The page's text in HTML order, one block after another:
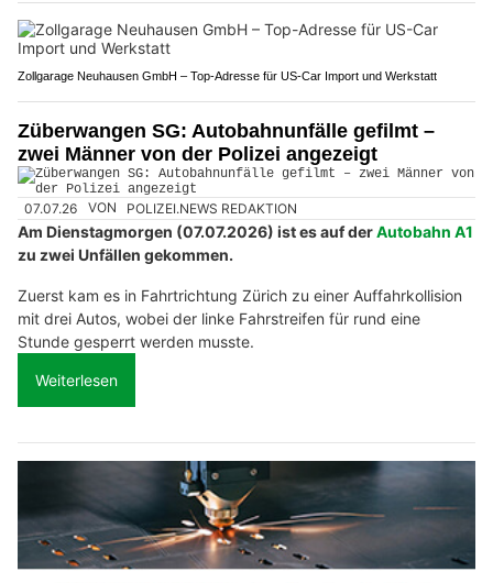
Zollgarage Neuhausen GmbH – Top-Adresse für US-Car Import und Werkstatt
Züberwangen SG: Autobahnunfälle gefilmt –
zwei Männer von der Polizei angezeigt
07.07.26 VON POLIZEI.NEWS REDAKTION
Am Dienstagmorgen (07.07.2026) ist es auf derAutobahn A1
zu zwei Unfällen gekommen.
Zuerst kam es in Fahrtrichtung Zürich zu einer Auffahrkollision
mit drei Autos, wobei der linke Fahrstreifen für rund eine
Stunde gesperrt werden musste.
Weiterlesen